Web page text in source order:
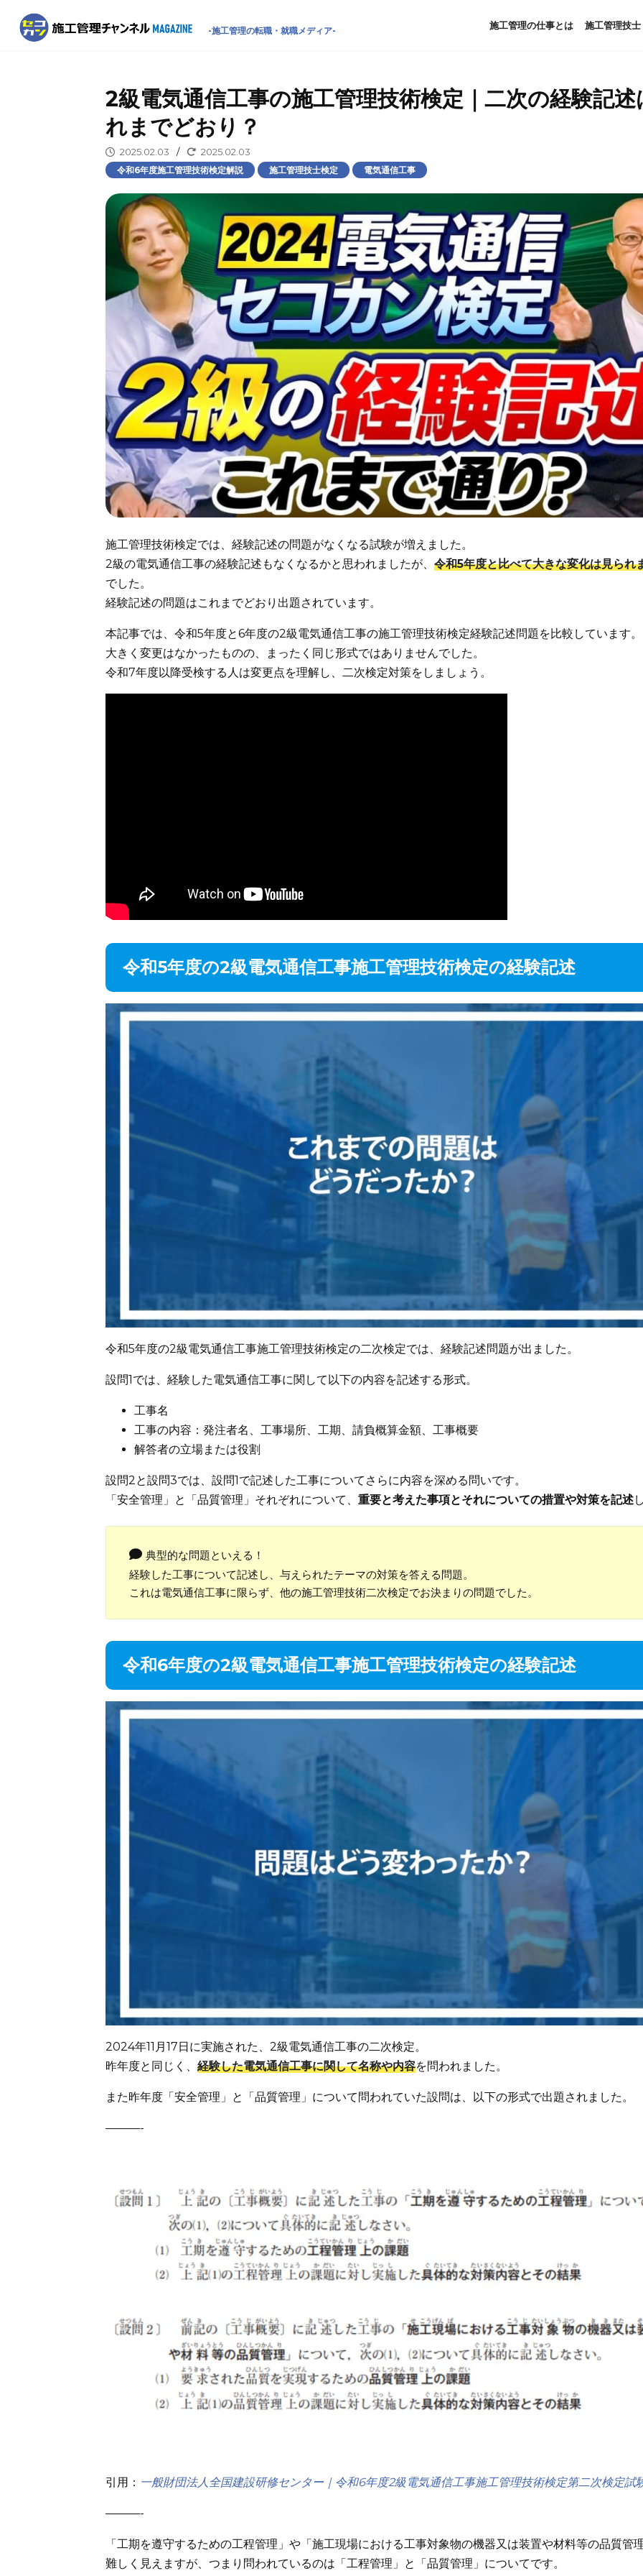
-施工管理の転職・就職メディア- 施工管理の仕事とは 施工管理技
2級電気通信工事の施工管理技術検定｜二次の経験記述
れまでどおり？
2025.02.03 / 2025.02.03
令和6年度施工管理技術検定解説 施工管理技士検定 電気通信工事
施工管理技術検定では、経験記述の問題がなくなる試験が増えました。
2級の電気通信工事の経験記述もなくなるかと思われましたが、 令和5年度と比べて大きな変化は見られ
でした。
経験記述の問題はこれまでどおり出題されています。
本記事では、令和5年度と6年度の2級電気通信工事の施工管理技術検定経験記述問題を比較しています。
大きく変更はなかったものの、まったく同じ形式ではありませんでした。
令和7年度以降受検する人は変更点を理解し、二次検定対策をしましょう。
令和5年度の2級電気通信工事施工管理技術検定の経験記述
令和5年度の2級電気通信工事施工管理技術検定の二次検定では、経験記述問題が出ました。
設問1では、経験した電気通信工事に関して以下の内容を記述する形式。
工事名
工事の内容：発注者名、工事場所、工期、請負概算金額、工事概要
解答者の立場または役割
設問2と設問3では、設問1で記述した工事についてさらに内容を深める問いです。
「安全管理」と「品質管理」それぞれについて、 重要と考えた事項とそれについての措置や対策を記述
典型的な問題といえる！
経験した工事について記述し、与えられたテーマの対策を答える問題。
これは電気通信工事に限らず、他の施工管理技術二次検定でお決まりの問題でした。
令和6年度の2級電気通信工事施工管理技術検定の経験記述
2024年11月17日に実施された、2級電気通信工事の二次検定。
昨年度と同じく、 経験した電気通信工事に関して名称や内容を問われました。
また昨年度「安全管理」と「品質管理」について問われていた設問は、以下の形式で出題されました。
———-
引用： 一般財団法人全国建設研修センター｜令和6年度2級電気通信工事施工管理技術検定第二次検定試
———-
「工期を遵守するための工程管理」や「施工現場における工事対象物の機器又は装置や材料等の品質管
難しく見えますが、つまり問われているのは「工程管理」と「品質管理」についてです。